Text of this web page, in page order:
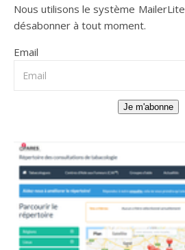
Nous utilisons le système MailerLite
désabonner à tout moment.
Email
Je m'abonne